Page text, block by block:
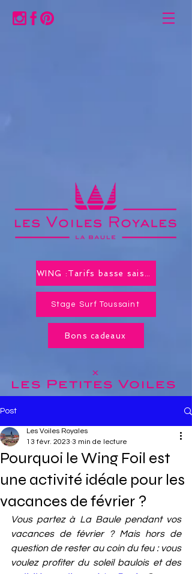
Stage Surf Toussaint
Bons cadeaux
x
les Petites Voiles
Post
Pourquoi le Wing Foil est
une activité idéale pour les
vacances de février ?
Les Voiles Royales
13 févr. 2023 3 min de lecture
Vous partez à La Baule pendant vos
vacances de février ? Mais hors de
question de rester au coin du feu : vous
voulez profiter du soleil baulois et des